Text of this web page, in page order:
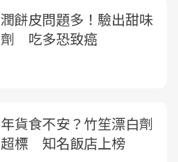
潤餅皮問題多！驗出甜味
劑 吃多恐致癌
年貨食不安？竹笙漂白劑
超標 知名飯店上榜